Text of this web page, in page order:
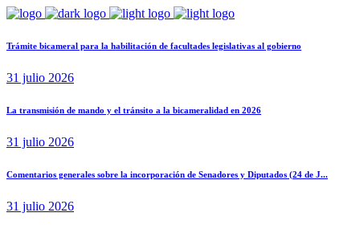
Trámite bicameral para la habilitación de facultades legislativas al gobierno
31 julio 2026
La transmisión de mando y el tránsito a la bicameralidad en 2026
31 julio 2026
Comentarios generales sobre la incorporación de Senadores y Diputados (24 de J...
31 julio 2026